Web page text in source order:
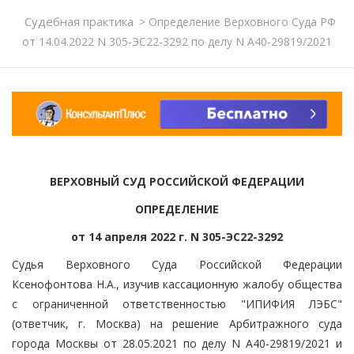
Судебная практика >Определение Верховного Суда РФ
от 14.04.2022 N 305-ЭС22-3292 по делу N А40-29819/2021
ВЕРХОВНЫЙ СУД РОССИЙСКОЙ ФЕДЕРАЦИИ
ОПРЕДЕЛЕНИЕ
от 14 апреля 2022 г. N 305-ЭС22-3292
Судья Верховного Суда Российской Федерации
Ксенофонтова Н.А., изучив кассационную жалобу общества
с ограниченной ответственностью "ИПИФИЯ ЛЭБС"
(ответчик, г. Москва) на решение Арбитражного суда
города Москвы от 28.05.2021 по делу N А40-29819/2021 и